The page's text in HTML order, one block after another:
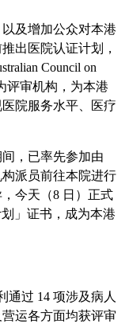
及增加公众对本港
出医院认证计划，
Council on
评审机构，为本港
院服务水平、医疗
，已率先参加由
派员前往本院进行
今天（8 日）正式
」证书，成为本港
通过 14 项涉及病人
运各方面均获评审